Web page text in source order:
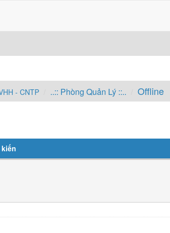
- CNTP ..:: Phòng Quản Lý ::.. Offline